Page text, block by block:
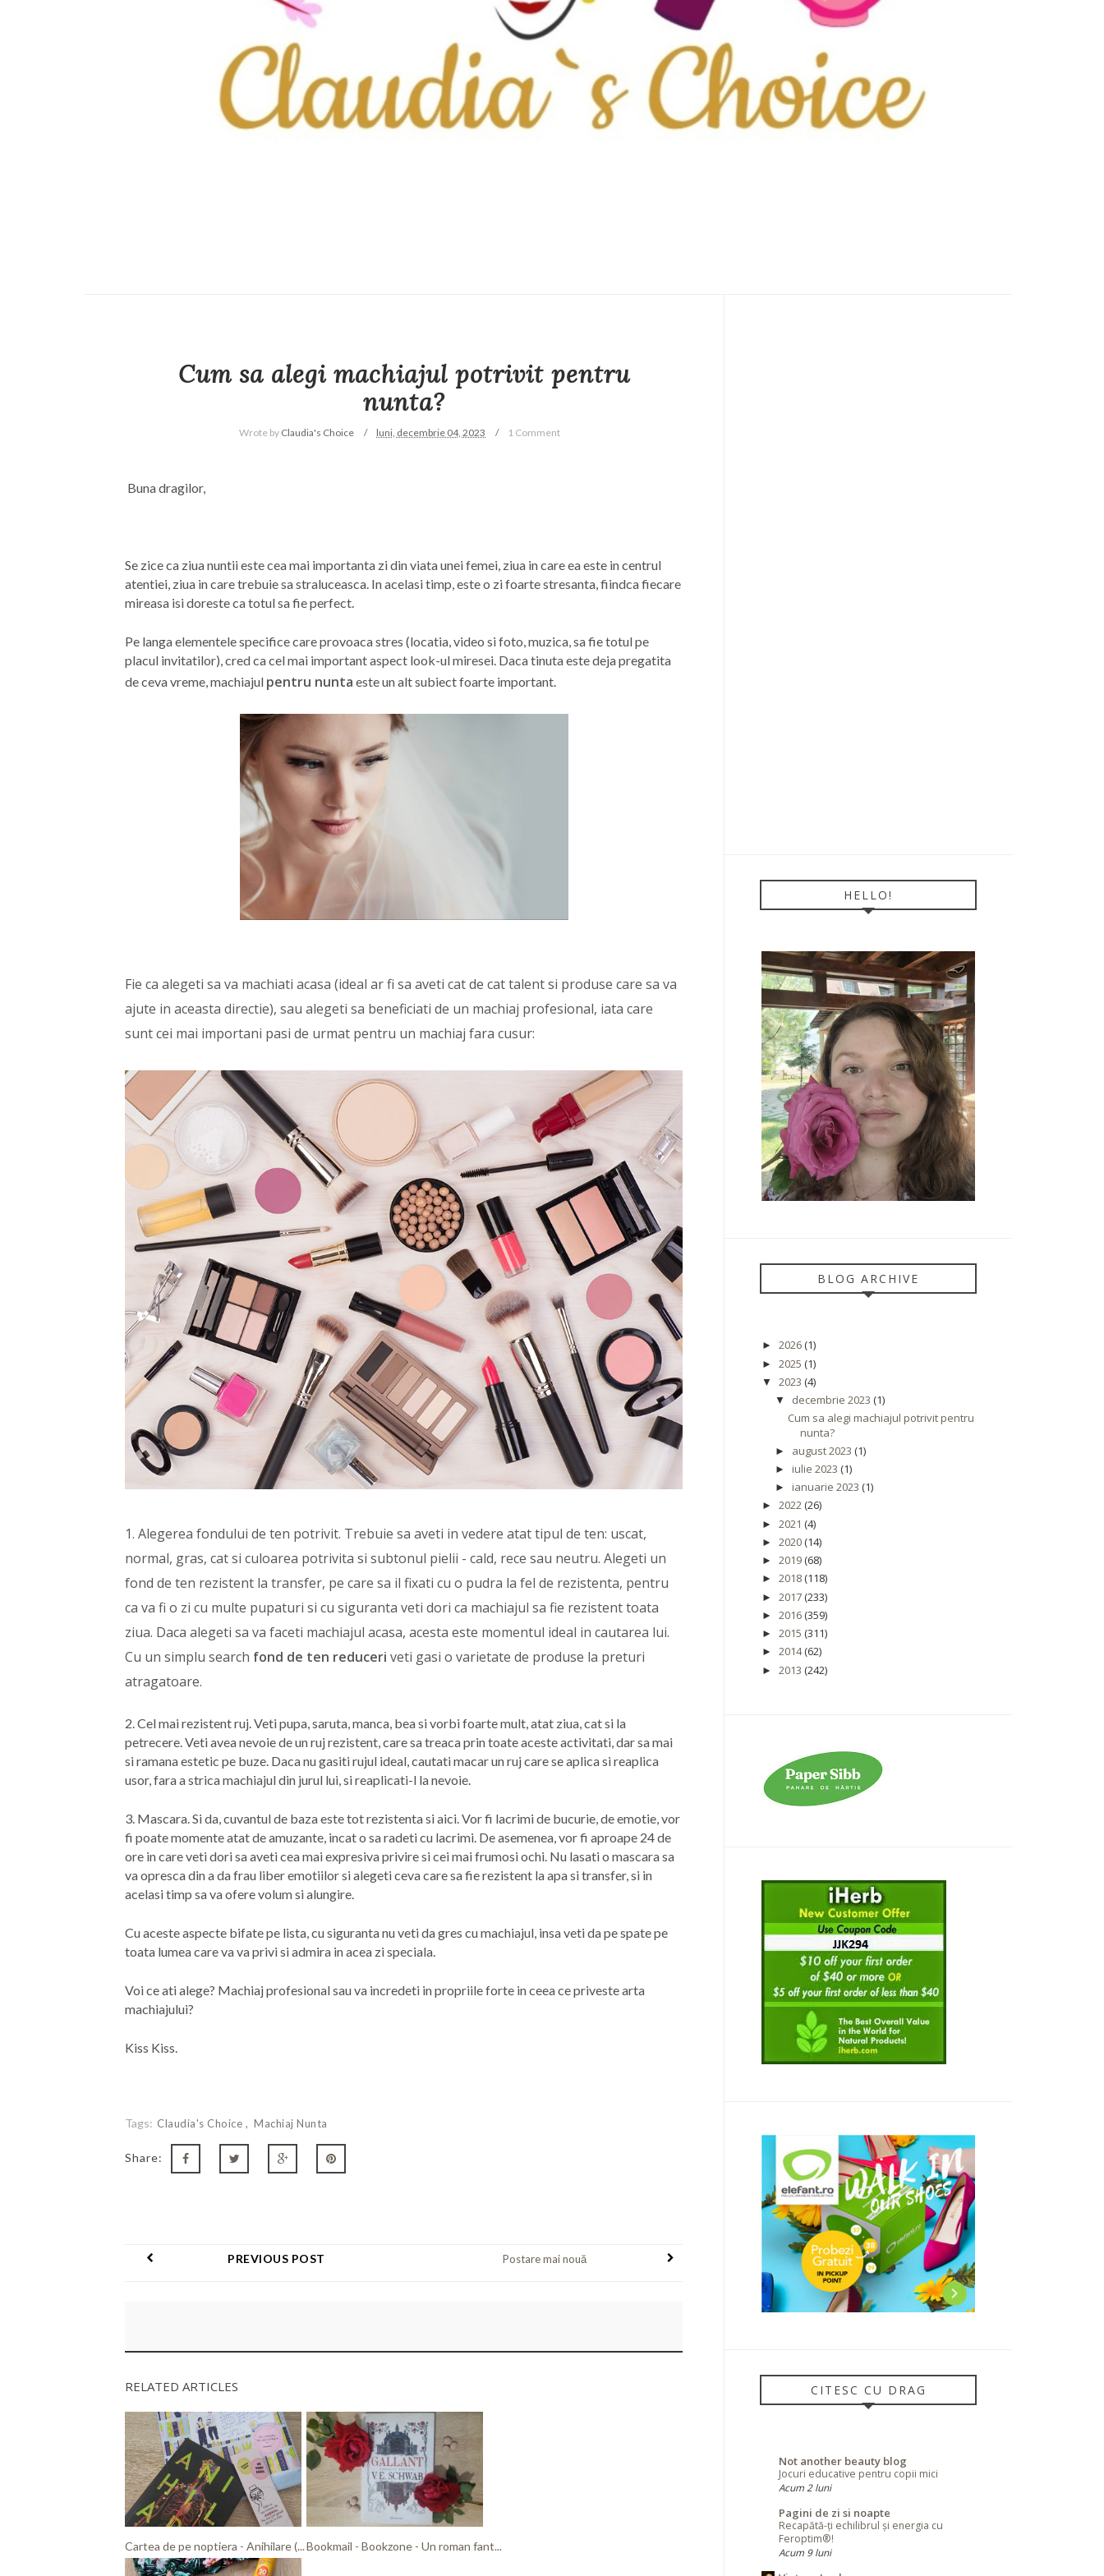
Cum sa alegi machiajul potrivit pentru
nunta?
Wrote by Claudia's Choice luni, decembrie 04, 2023 1 Comment
Buna dragilor,
Se zice ca ziua nuntii este cea mai importanta zi din viata unei femei, ziua in care ea este in centrul
atentiei, ziua in care trebuie sa straluceasca. In acelasi timp, este o zi foarte stresanta, fiindca fiecare
mireasa isi doreste ca totul sa fie perfect.
Pe langa elementele specifice care provoaca stres (locatia, video si foto, muzica, sa fie totul pe
placul invitatilor), cred ca cel mai important aspect look-ul miresei. Daca tinuta este deja pregatita
de ceva vreme, machiajul pentru nunta este un alt subiect foarte important.
Fie ca alegeti sa va machiati acasa (ideal ar fi sa aveti cat de cat talent si produse care sa va
ajute in aceasta directie), sau alegeti sa beneficiati de un machiaj profesional, iata care
sunt cei mai importani pasi de urmat pentru un machiaj fara cusur:
1. Alegerea fondului de ten potrivit. Trebuie sa aveti in vedere atat tipul de ten: uscat,
normal, gras, cat si culoarea potrivita si subtonul pielii - cald, rece sau neutru. Alegeti un
fond de ten rezistent la transfer, pe care sa il fixati cu o pudra la fel de rezistenta, pentru
ca va fi o zi cu multe pupaturi si cu siguranta veti dori ca machiajul sa fie rezistent toata
ziua. Daca alegeti sa va faceti machiajul acasa, acesta este momentul ideal in cautarea lui.
Cu un simplu search fond de ten reduceri veti gasi o varietate de produse la preturi
atragatoare.
2. Cel mai rezistent ruj. Veti pupa, saruta, manca, bea si vorbi foarte mult, atat ziua, cat si la
petrecere. Veti avea nevoie de un ruj rezistent, care sa treaca prin toate aceste activitati, dar sa mai
si ramana estetic pe buze. Daca nu gasiti rujul ideal, cautati macar un ruj care se aplica si reaplica
usor, fara a strica machiajul din jurul lui, si reaplicati-l la nevoie.
3. Mascara. Si da, cuvantul de baza este tot rezistenta si aici. Vor fi lacrimi de bucurie, de emotie, vor
fi poate momente atat de amuzante, incat o sa radeti cu lacrimi. De asemenea, vor fi aproape 24 de
ore in care veti dori sa aveti cea mai expresiva privire si cei mai frumosi ochi. Nu lasati o mascara sa
va opresca din a da frau liber emotiilor si alegeti ceva care sa fie rezistent la apa si transfer, si in
acelasi timp sa va ofere volum si alungire.
Cu aceste aspecte bifate pe lista, cu siguranta nu veti da gres cu machiajul, insa veti da pe spate pe
toata lumea care va va privi si admira in acea zi speciala.
Voi ce ati alege? Machiaj profesional sau va incredeti in propriile forte in ceea ce priveste arta
machiajului?
Kiss Kiss.
Tags: Claudia's Choice Machiaj Nunta
Share:
Postare mai nouă
PREVIOUS POST
RELATED ARTICLES
Cartea de pe noptiera - Anihilare (...Bookmail - Bookzone - Un roman fant...
HELLO!
BLOG ARCHIVE
► 2026(1)
► 2025 (1)
▼ 2023 (4)
▼ decembrie 2023 (1)
Cum sa alegi machiajul potrivit pentru
nunta?
► august 2023 (1)
► iulie 2023 (1)
► ianuarie 2023 (1)
► 2022(26)
► 2021 (4)
► 2020(14)
► 2019(68)
► 2018(118)
► 2017(233)
► 2016(359)
► 2015 (311)
► 2014(62)
► 2013 (242)
CITESC CU DRAG
Not another beauty blog
Jocuri educative pentru copii mici
Acum 2 luni
Pagini de zi si noapte
Recapătă-ți echilibrul și energia cu
Feroptim®!
Acum 9 luni